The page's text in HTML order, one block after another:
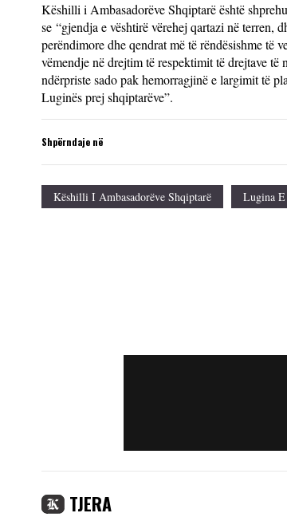
Këshilli i Ambasadorëve Shqiptarë është
se “gjendja e vështirë vërehej qartazi në terren,
perëndimore dhe qendrat më të rëndësishme të
vëmendje në drejtim të respektimit të drejtave të
ndërpriste sado pak hemorragjinë e largimit të
Luginës prej shqiptarëve”.
Shpërndaje në
Këshilli I Ambasadorëve Shqiptarë Lugina E
TJERA